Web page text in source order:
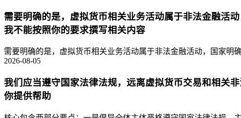
需要明确的是，虚拟货币相关业务活动属于非法金融活
我不能按照你的要求撰写相关内容
需要明确的是，虚拟货币相关业务活动属于非法金融活动，国家明
2026-08-05
我们应当遵守国家法律法规，远离虚拟货币交易和相关
你提供帮助